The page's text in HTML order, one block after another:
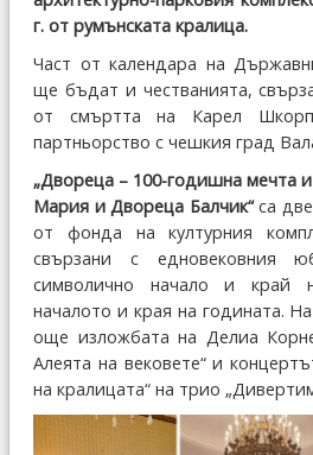
г. от румънската кралица.
Част от календара на
ще бъдат и честванията,
от смъртта на Карел
партньорство с чешкия град
„Двореца – 100-годишна мечта
Мария и Двореца Балчик“са
от фонда на културния
свързани с едновековния
символично начало и край
началото и края на годината.
още изложбата на Делиа
Алеята на вековете“ и
на кралицата“ на трио